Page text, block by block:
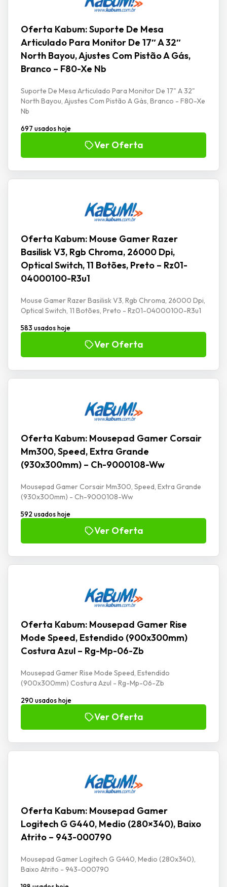
Oferta Kabum: Suporte De Mesa
Articulado Para Monitor De 17″ A 32″
North Bayou, Ajustes Com Pistão A Gás,
Branco – F80-Xe Nb
Suporte De Mesa Articulado Para Monitor De 17" A 32"
North Bayou, Ajustes Com Pistão A Gás, Branco - F80-Xe
Nb
697 usados hoje
Ver Oferta
Oferta Kabum: Mouse Gamer Razer
Basilisk V3, Rgb Chroma, 26000 Dpi,
Optical Switch, 11 Botões, Preto – Rz01-
04000100-R3u1
Mouse Gamer Razer Basilisk V3, Rgb Chroma, 26000 Dpi,
Optical Switch, 11 Botões, Preto - Rz01-04000100-R3u1
583 usados hoje
Ver Oferta
Oferta Kabum: Mousepad Gamer Corsair
Mm300, Speed, Extra Grande
(930x300mm) – Ch-9000108-Ww
Mousepad Gamer Corsair Mm300, Speed, Extra Grande
(930x300mm) - Ch-9000108-Ww
592 usados hoje
Ver Oferta
Oferta Kabum: Mousepad Gamer Rise
Mode Speed, Estendido (900x300mm)
Costura Azul – Rg-Mp-06-Zb
Mousepad Gamer Rise Mode Speed, Estendido
(900x300mm) Costura Azul - Rg-Mp-06-Zb
290 usados hoje
Ver Oferta
Oferta Kabum: Mousepad Gamer
Logitech G G440, Medio (280×340), Baixo
Atrito – 943-000790
Mousepad Gamer Logitech G G440, Medio (280x340),
Baixo Atrito - 943-000790